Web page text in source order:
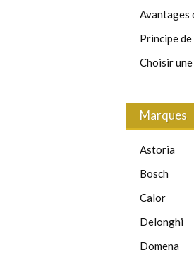
Avantages
Principe
Choisir
Marques
Astoria
Bosch
Calor
Delonghi
Domena